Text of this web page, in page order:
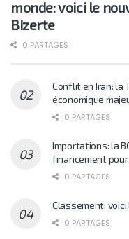
monde: voici le
Bizerte
0 PARTAGES
Conflit en Iran: la
économique
0 PARTAGES
Importations: la
financement
0 PARTAGES
Classement: voici
0 PARTAGES